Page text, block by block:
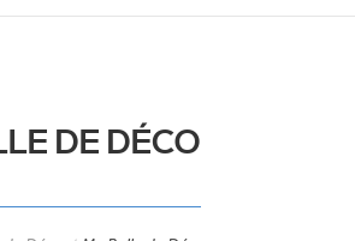
DE DÉCO